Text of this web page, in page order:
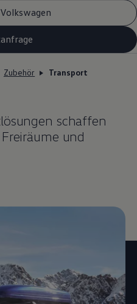
Zubehör Transport
schaffen
und